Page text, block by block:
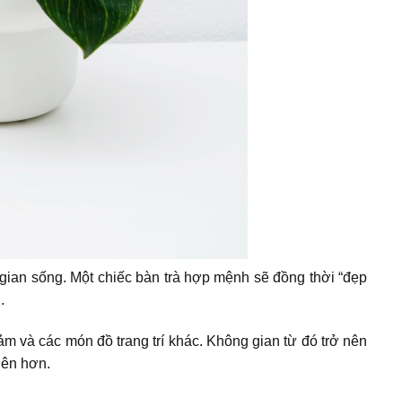
sống. Một chiếc bàn trà hợp mệnh sẽ đồng thời “đẹp
và các món đồ trang trí khác. Không gian từ đó trở nên
hơn.